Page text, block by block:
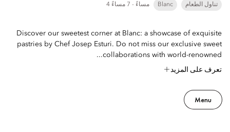
تناول الطعام Blanc 4 مساءً - 7 مساءً
Discover our sweetest corner at Blanc: a showcase of exquisite
pastries by Chef Josep Esturi. Do not miss our exclusive sweet
collaborations with world-renowned...
تعرف على المزيد
Menu